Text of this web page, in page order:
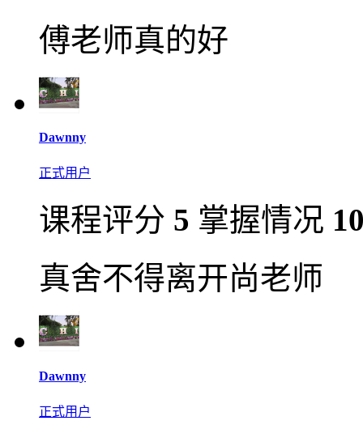
傅老师真的好
Dawnny
正式用户
课程评分 5 掌握情况
真舍不得离开尚老师
Dawnny
正式用户